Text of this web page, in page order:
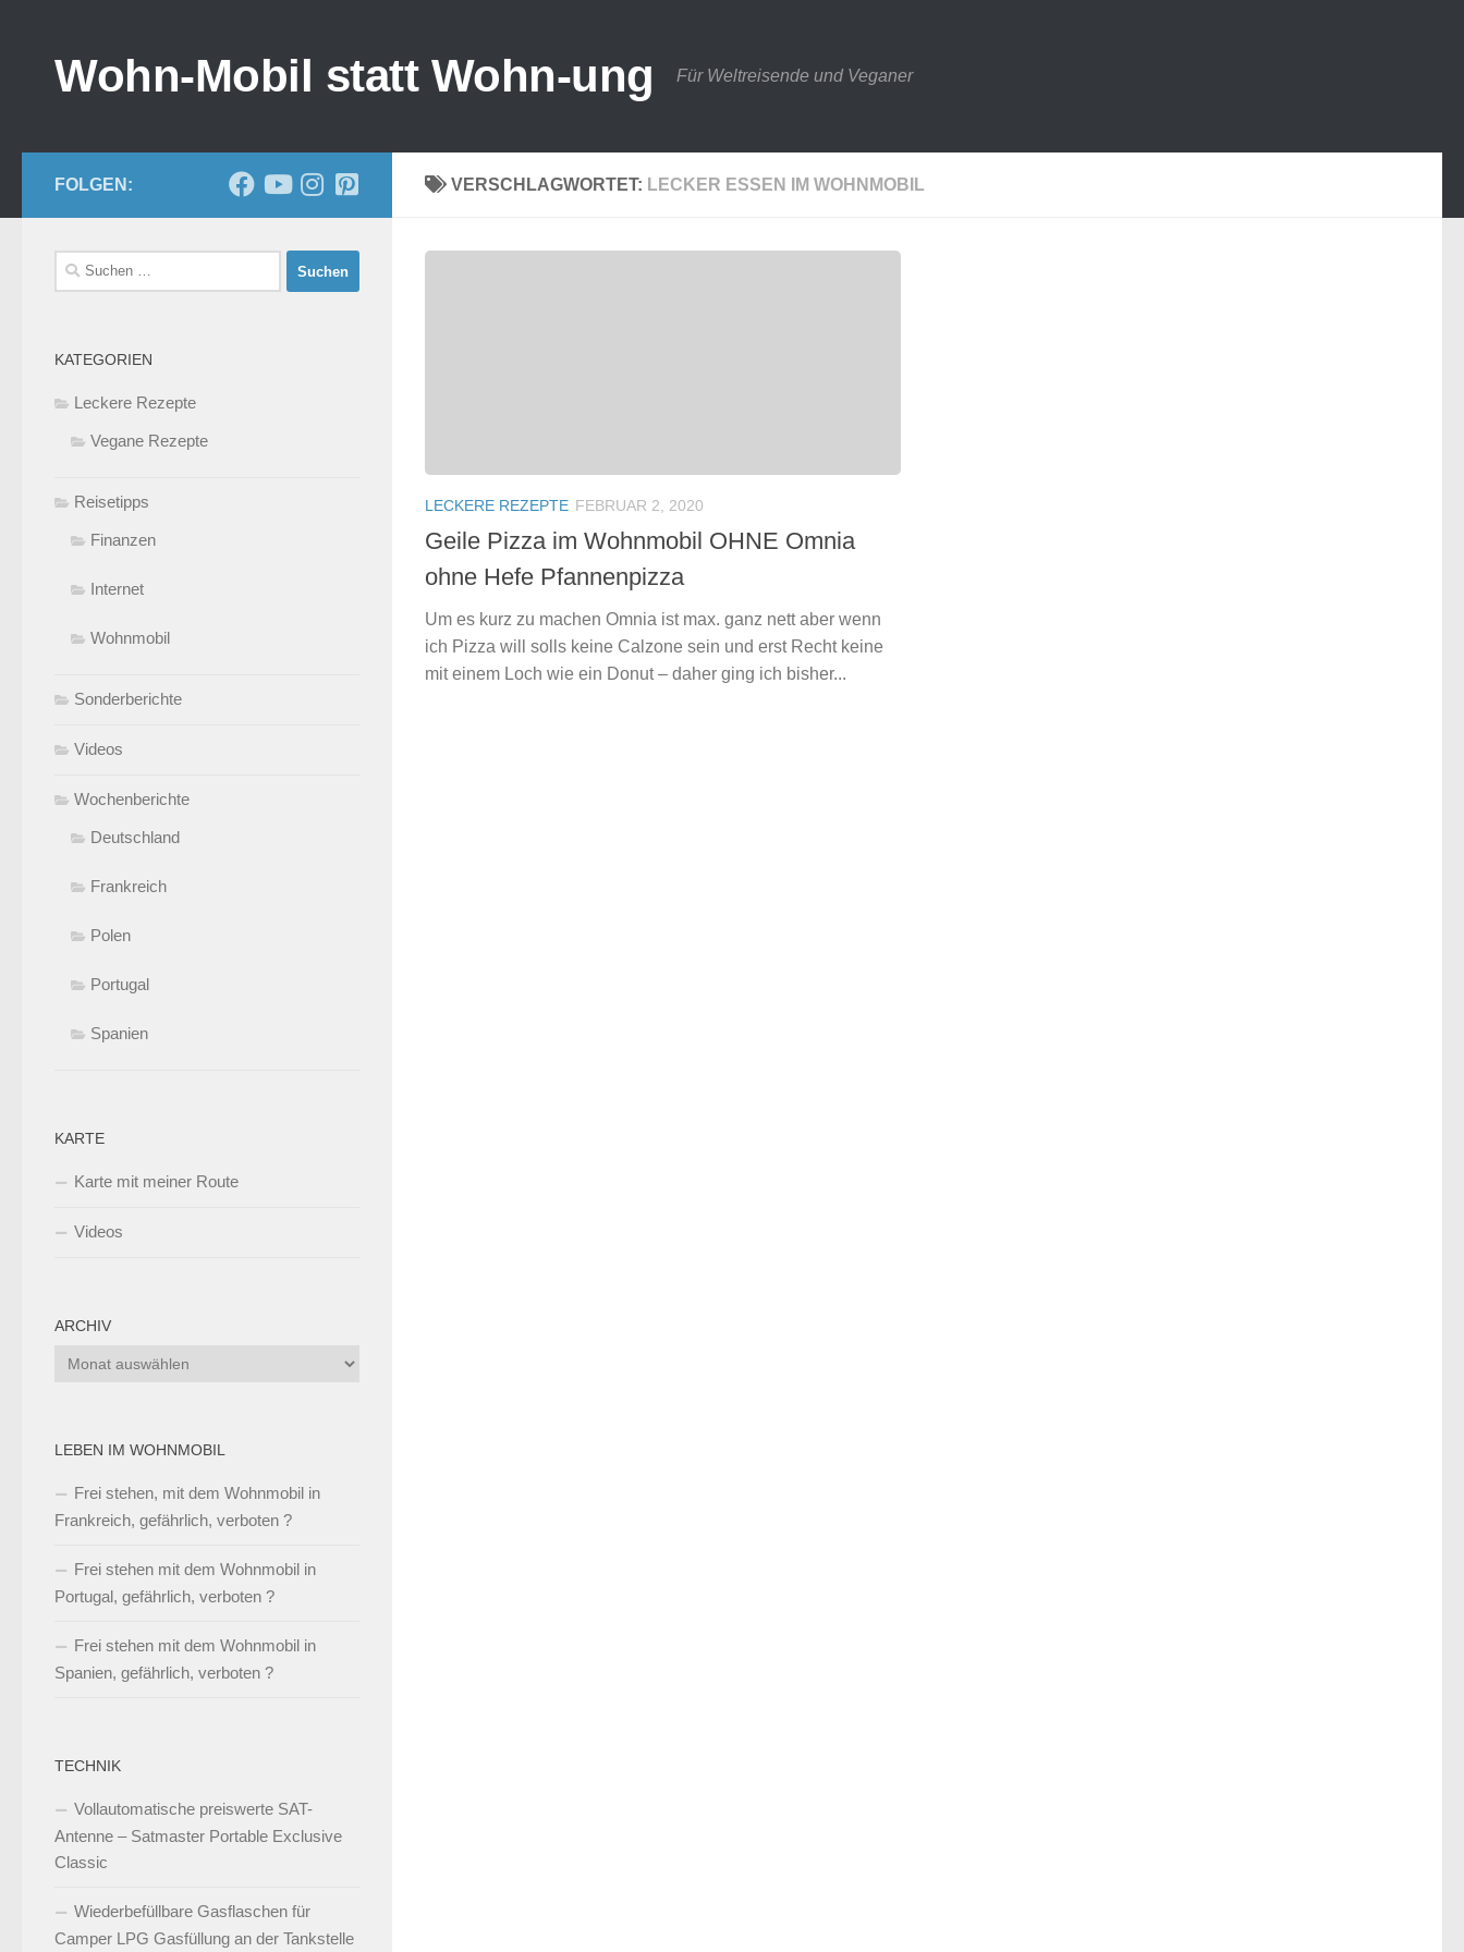
Wohn-Mobil statt Wohn-ung Für Weltreisende und Veganer
VERSCHLAGWORTET: LECKER ESSEN IM WOHNMOBIL
LECKERE REZEPTE FEBRUAR 2, 2020
Geile Pizza im Wohnmobil OHNE Omnia
ohne Hefe Pfannenpizza
Um es kurz zu machen Omnia ist max. ganz nett aber wenn
ich Pizza will solls keine Calzone sein und erst Recht keine
mit einem Loch wie ein Donut – daher ging ich bisher...
FOLGEN:
Suchen
nach:
KATEGORIEN
Leckere Rezepte
Vegane Rezepte
Reisetipps
Finanzen
Internet
Wohnmobil
Sonderberichte
Videos
Wochenberichte
Deutschland
Frankreich
Polen
Portugal
Spanien
KARTE
Karte mit meiner Route
Videos
ARCHIV
Archiv
LEBEN IM WOHNMOBIL
Frei stehen, mit dem Wohnmobil in
Frankreich, gefährlich, verboten ?
Frei stehen mit dem Wohnmobil in
Portugal, gefährlich, verboten ?
Frei stehen mit dem Wohnmobil in
Spanien, gefährlich, verboten ?
TECHNIK
Vollautomatische preiswerte SAT-
Antenne – Satmaster Portable Exclusive
Classic
Wiederbefüllbare Gasflaschen für
Camper LPG Gasfüllung an der Tankstelle